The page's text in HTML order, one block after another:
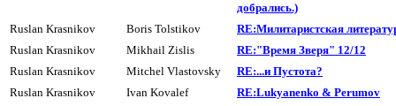
добpались.)
Ruslan Krasnikov
Boris Tolstikov
RE:Милитаpистская
Ruslan Krasnikov
Mikhail Zislis
RE:"Время Зверя" 12/12
Ruslan Krasnikov
Mitchel Vlastovsky
RE:...и Пyстота?
Ruslan Krasnikov
Ivan Kovalef
RE:Lukyanenko & Perumov